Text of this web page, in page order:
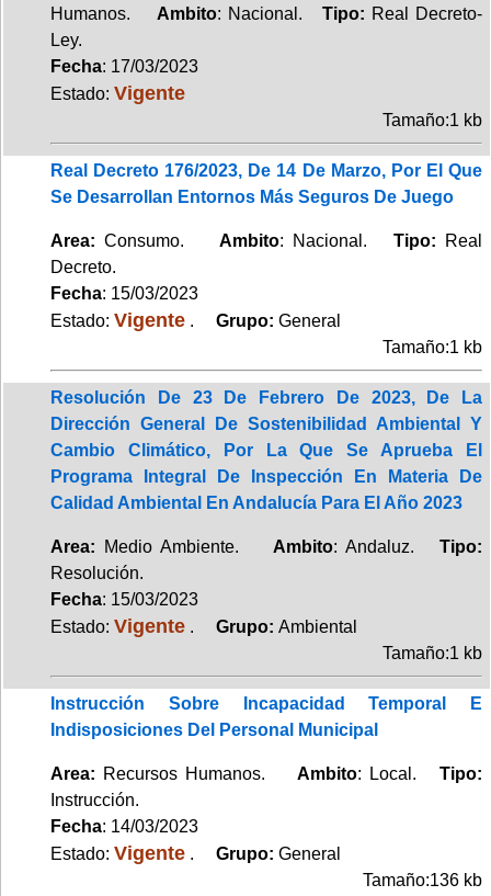
Humanos. Ambito: Nacional. Tipo: Real Decreto-
Ley.
Fecha: 17/03/2023
Estado: Vigente
Tamaño:1 kb
Real Decreto 176/2023, De 14 De Marzo, Por El Que
Se Desarrollan Entornos Más Seguros De Juego
Area: Consumo. Ambito: Nacional. Tipo:
Real
Decreto.
Fecha: 15/03/2023
Estado: Vigente . Grupo: General
Tamaño:1 kb
Resolución De 23 De Febrero De 2023, De La
Dirección General De Sostenibilidad Ambiental Y
Cambio Climático, Por La Que Se Aprueba El
Programa Integral De Inspección En Materia De
Calidad Ambiental En Andalucía Para El Año 2023
Area: Medio Ambiente. Ambito: Andaluz.Tipo:
Resolución.
Fecha: 15/03/2023
Estado: Vigente . Grupo: Ambiental
Tamaño:1 kb
Instrucción Sobre Incapacidad Temporal E
Indisposiciones Del Personal Municipal
Area: Recursos Humanos. Ambito: Local.Tipo:
Instrucción.
Fecha: 14/03/2023
Estado: Vigente . Grupo: General
Tamaño:136 kb